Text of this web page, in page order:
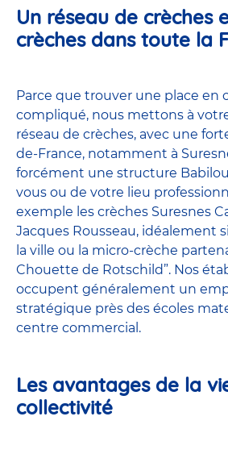
Un réseau de crèches
crèches dans toute la
Parce que trouver une place en
compliqué, nous mettons à
réseau de crèches, avec une
de-France, notamment à
forcément une structure
vous ou de votre lieu
exemple les crèches Suresnes
Jacques Rousseau, idéalement
la ville ou la micro-crèche
Chouette de Rotschild”. Nos
occupent généralement un
stratégique près des écoles
centre commercial.
Les avantages de la
collectivité